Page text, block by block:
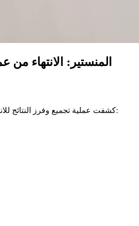
المنستير: الانتهاء من
كشفت عملية تجميع وفرز النتائج للانتخابات الرئاسية 2024 في ولاية المنستير بقاعة مصطفي بن جنات عن حصول المترشحين على النتائج التالية: